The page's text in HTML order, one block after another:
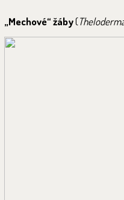
„Mechové“ žáby(